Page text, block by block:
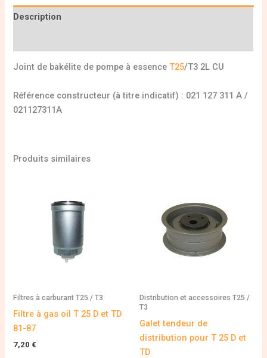
Description
Joint de bakélite de pompe à essenceT25/T3 2L CU
Référence constructeur (à titre indicatif) : 021 127 311 A /
021127311A
Produits similaires
Filtres à carburant T25 / T3
Filtre à gas oil T 25 D et TD
81-87
7,20 €
Distribution et accessoires T25 /
T3
Galet tendeur de
distribution pour T 25 D et
TD